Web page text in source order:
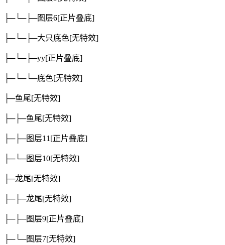
├─└─├─图层6[正片叠底]
├─└─├─大只底色[无特效]
├─└─├─yy[正片叠底]
├─└─└─底色[无特效]
├─鱼尾[无特效]
├─├─鱼尾[无特效]
├─├─图层11 [正片叠底]
├─└─图层10[无特效]
├─龙尾[无特效]
├─├─龙尾[无特效]
├─├─图层9[正片叠底]
├─└─图层7[无特效]